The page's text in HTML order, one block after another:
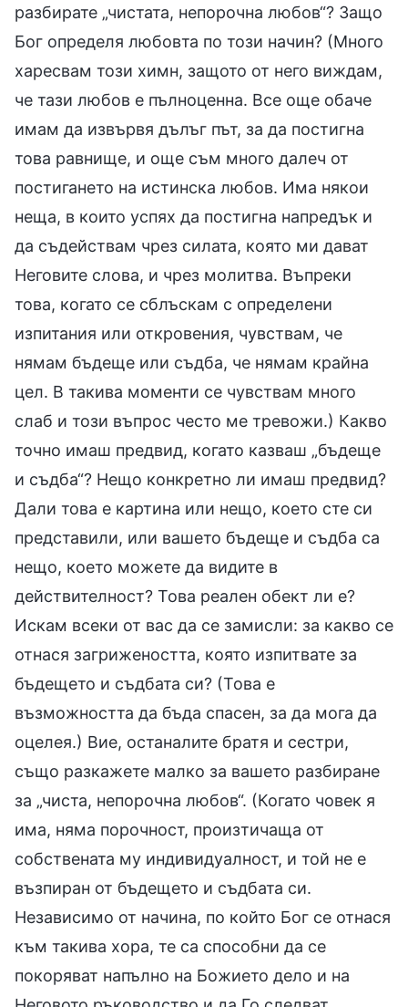
разбирате „чистата, непорочна любов“? Защо
Бог определя любовта по този начин? (Много
харесвам този химн, защото от него виждам,
че тази любов е пълноценна. Все още обаче
имам да извървя дълъг път, за да постигна
това равнище, и още съм много далеч от
постигането на истинска любов. Има някои
неща, в които успях да постигна напредък и
да съдействам чрез силата, която ми дават
Неговите слова, и чрез молитва. Въпреки
това, когато се сблъскам с определени
изпитания или откровения, чувствам, че
нямам бъдеще или съдба, че нямам крайна
цел. В такива моменти се чувствам много
слаб и този въпрос често ме тревожи.) Какво
точно имаш предвид, когато казваш „бъдеще
и съдба“? Нещо конкретно ли имаш предвид?
Дали това е картина или нещо, което сте си
представили, или вашето бъдеще и съдба са
нещо, което можете да видите в
действителност? Това реален обект ли е?
Искам всеки от вас да се замисли: за какво се
отнася загрижеността, която изпитвате за
бъдещето и съдбата си? (Това е
възможността да бъда спасен, за да мога да
оцелея.) Вие, останалите братя и сестри,
също разкажете малко за вашето разбиране
за „чиста, непорочна любов“. (Когато човек я
има, няма порочност, произтичаща от
собствената му индивидуалност, и той не е
възпиран от бъдещето и съдбата си.
Независимо от начина, по който Бог се отнася
към такива хора, те са способни да се
покоряват напълно на Божието дело и на